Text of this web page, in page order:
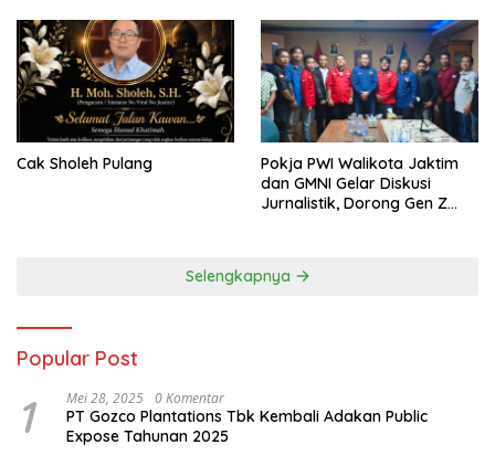
Cak Sholeh Pulang
Pokja PWI Walikota Jaktim
dan GMNI Gelar Diskusi
Jurnalistik, Dorong Gen Z
Selengkapnya
Popular Post
1 Mei 28, 2025 0 Komentar
PT Gozco Plantations Tbk Kembali Adakan Public
Expose Tahunan 2025